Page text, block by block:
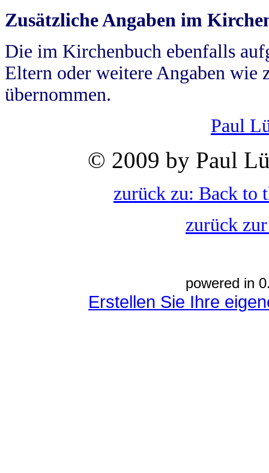
Zusätzliche Angaben im
Die im Kirchenbuch ebenfalls
Eltern oder weitere Angaben wie
übernommen.
Paul
© 2009 by Paul
zurück zu: Back to
zurück
powered in
Erstellen Sie Ihre